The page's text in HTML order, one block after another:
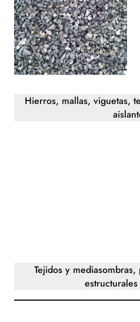
Hierros, mallas, viguetas,
Tejidos y